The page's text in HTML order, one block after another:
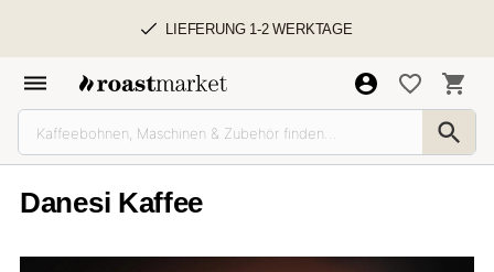
LIEFERUNG 1-2 WERKTAGE
Danesi Kaffee